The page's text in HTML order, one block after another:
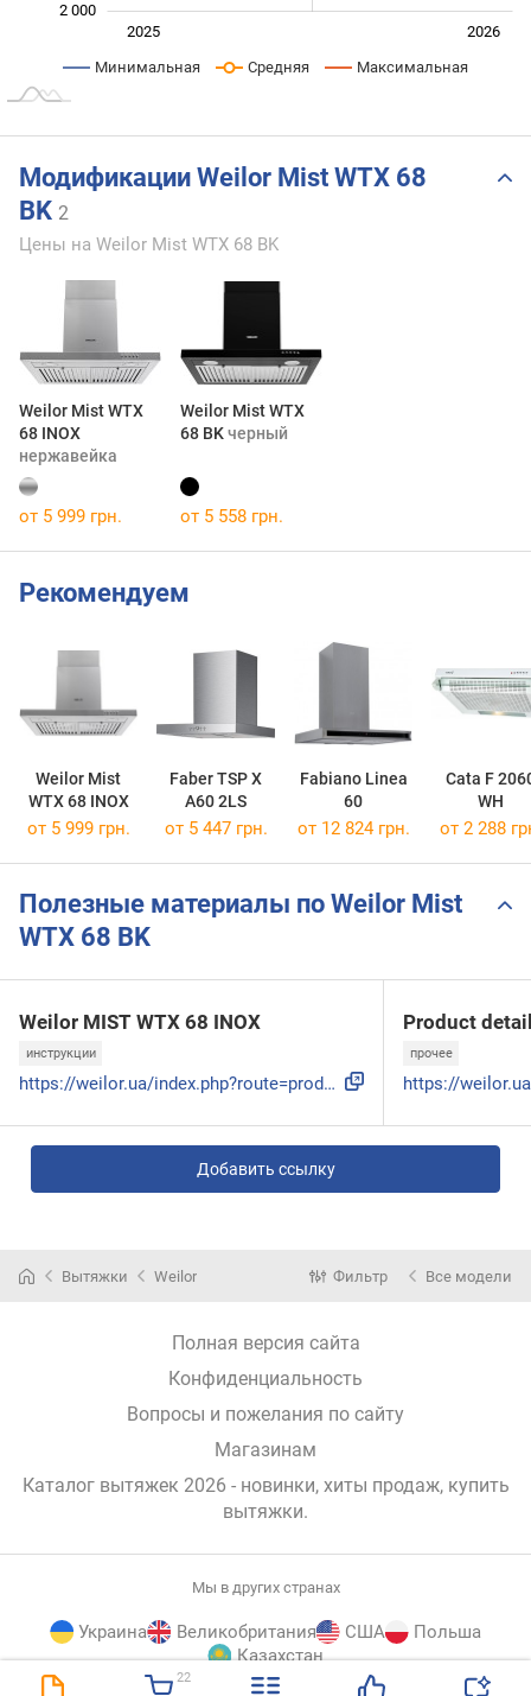
22
2 000
Янв. 2025
Июль 2026
2025
Минимальная Средняя Максимальная
Модификации Weilor Mist WTX 68
BK 2
Цены на Weilor Mist WTX 68 BK
Weilor Mist WTX
68 INOX
нержавейка
Weilor Mist WTX
68 BKчерный
от 5 999 грн. от 5 558 грн.
Рекомендуем
Weilor Mist
WTX 68 INOX
Faber TSP X
A60 2LS
Fabiano Linea
60
Cata F
WH
от 5 999 грн. от 5 447 грн. от 12 824 грн. от 2 288
Полезные материалы по Weilor Mist
WTX 68 BK
Weilor MIST WTX 68 INOX
инструкции
https://weilor.ua/index.php?route=product/product/download&...
Product
прочее
Добавить ссылку
Вытяжки Weilor Фильтр Все модели
Полная версия сайта
Конфиденциальность
Вопросы и пожелания по сайту
Магазинам
Каталог вытяжек 2026 - новинки, хиты продаж, купить
вытяжки.
Мы в других странах
Украина Великобритания США
Польша
Казахстан